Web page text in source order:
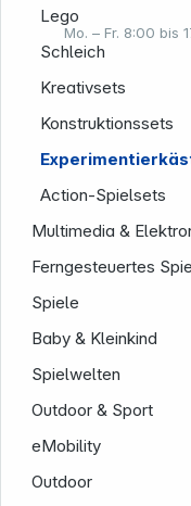
Mo. – Fr. 8:00 bis
Lego
Schleich
Kreativsets
Konstruktionssets
Action-Spielsets
Multimedia &
Ferngesteuertes
Spiele
Baby & Kleinkind
Spielwelten
Outdoor & Sport
eMobility
Outdoor
Rechtliches